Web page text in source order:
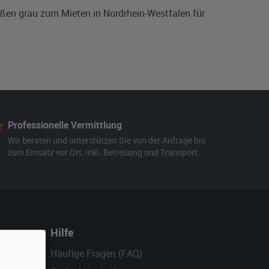
grau zum Mieten in Nordrhein-Westfalen für
Professionelle Vermittlung
Wir beraten und unterstützen Sie von der Anfrage bis
zum Einsatz vor Ort, inkl. Betreuung und Transport.
Hilfe
Häufige Fragen (FAQ)